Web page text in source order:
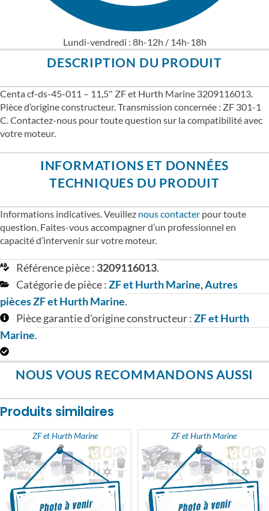
Lundi-vendredi : 8h-12h / 14h-18h
DESCRIPTION DU PRODUIT
Centa cf-ds-45-011 – 11,5″ ZF et Hurth Marine 3209116013.
Pièce d’origine constructeur. Transmission concernée : ZF 301-1
C. Contactez-nous pour toute question sur la compatibilité avec
votre moteur.
INFORMATIONS ET DONNÉES
TECHNIQUES DU PRODUIT
Informations indicatives. Veuillez nous contacter pour toute
question. Faites-vous accompagner d’un professionnel en
capacité d’intervenir sur votre moteur.
Référence pièce : 3209116013.
Catégorie de pièce :ZF et Hurth Marine,Autres
pièces ZF et Hurth Marine.
Pièce garantie d'origine constructeur :ZF et Hurth
Marine.
NOUS VOUS RECOMMANDONS AUSSI
Produits similaires
ZF et Hurth Marine ZF et Hurth Marine